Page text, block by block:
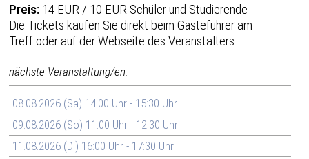
Preis: 14 EUR / 10 EUR Schüler und Studierende
Die Tickets kaufen Sie direkt beim Gästeführer am
Treff oder auf der Webseite des Veranstalters.
nächste Veranstaltung/en:
08.08.2026 (Sa) 14:00 Uhr - 15:30 Uhr
09.08.2026 (So) 11:00 Uhr - 12:30 Uhr
11.08.2026 (Di) 16:00 Uhr - 17:30 Uhr